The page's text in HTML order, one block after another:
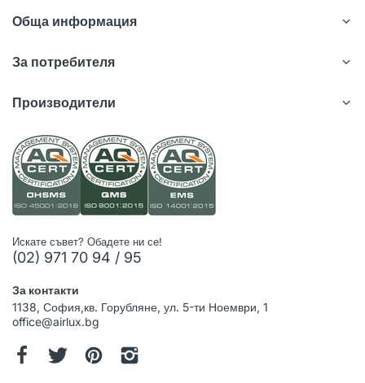
Обща информация
За потребителя
Производители
Искате съвет? Обадете ни се!
(02) 971 70 94 / 95
За контакти
1138, София,кв. Горубляне, ул. 5-ти Ноември, 1
office@airlux.bg